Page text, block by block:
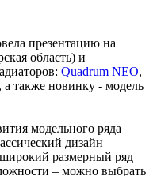
презентацию на
область) и
Quadrum NEO,
, а также новинку - модель
модельного ряда
дизайн
размерный ряд
– можно выбрать